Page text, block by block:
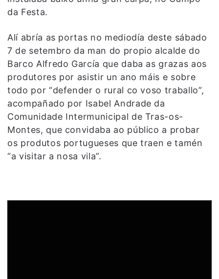
da Festa.
Alí abría as portas no mediodía deste sábado
7 de setembro da man do propio alcalde do
Barco Alfredo García que daba as grazas aos
produtores por asistir un ano máis e sobre
todo por “defender o rural co voso traballo”,
acompañado por Isabel Andrade da
Comunidade Intermunicipal de Tras-os-
Montes, que convidaba ao público a probar
os produtos portugueses que traen e tamén
“a visitar a nosa vila”.